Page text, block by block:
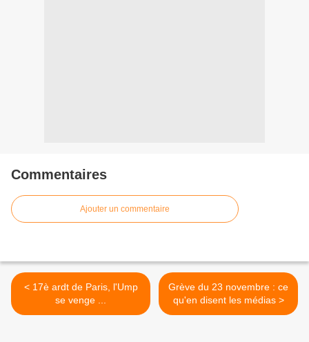
Commentaires
Ajouter un commentaire
< 17è ardt de Paris, l'Ump
se venge ...
Grève du 23 novembre : ce
qu'en disent les médias >